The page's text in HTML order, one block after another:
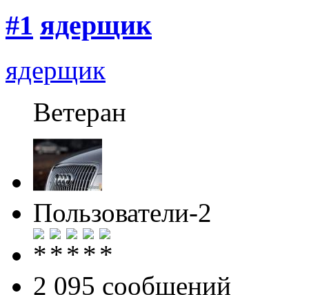
#1 ядерщик
ядерщик
Ветеран
Пользователи-2
2 095 cообщений